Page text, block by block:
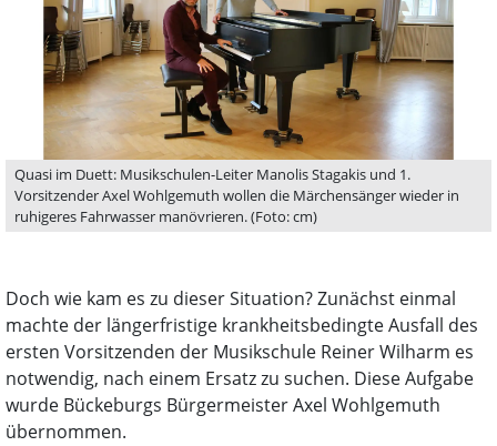
Quasi im Duett: Musikschulen-Leiter Manolis Stagakis und 1.
Vorsitzender Axel Wohlgemuth wollen die Märchensänger wieder in
ruhigeres Fahrwasser manövrieren. (Foto: cm)
Doch wie kam es zu dieser Situation? Zunächst einmal
machte der längerfristige krankheitsbedingte Ausfall des
ersten Vorsitzenden der Musikschule Reiner Wilharm es
notwendig, nach einem Ersatz zu suchen. Diese Aufgabe
wurde Bückeburgs Bürgermeister Axel Wohlgemuth
übernommen.